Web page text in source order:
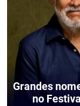
Grandes
no